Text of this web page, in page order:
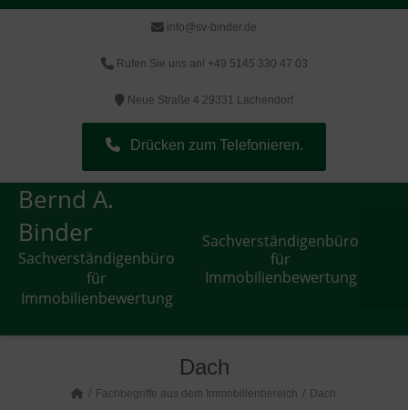
info@sv-binder.de
Rufen Sie uns an! +49 5145 330 47 03
Neue Straße 4 29331 Lachendorf
Drücken zum Telefonieren.
Bernd A.
Binder
Sachverständigenbüro
für
Immobilienbewertung
Sachverständigenbüro
für
Immobilienbewertung
Dach
Fachbegriffe aus dem Immobilienbereich Dach